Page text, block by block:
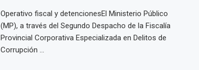
Operativo fiscal y detencionesEl Ministerio Público
(MP), a través del Segundo Despacho de la Fiscalía
Provincial Corporativa Especializada en Delitos de
Corrupción ...